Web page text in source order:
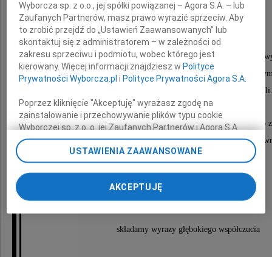
Jarosława Miłka
Odszedł od nas człowiek wyjątkowy ciepły, serdeczny i zawsze
Zapamiętamy go jako człowieka o wielkim sercu i
Dostrzegał dobro tam, gdzie inni go nie widzieli.
Pozostawił po sobie ogromną pustkę, której nie sposób
Jarku, dziękujemy za Twoją obecność i pokój, który
Na zawsze pozostaniesz w naszych sercach.
Najbliższym
składamy wyrazy głębokiego współczucia
Wyborcza sp. z o.o., jej spółki powiązanej – Agora S.A. – lub
Zaufanych Partnerów, masz prawo wyrazić sprzeciw. Aby
to zrobić przejdź do „Ustawień Zaawansowanych” lub
skontaktuj się z administratorem – w zależności od
zakresu sprzeciwu i podmiotu, wobec którego jest
kierowany. Więcej informacji znajdziesz w Polityce
Prywatności Wyborcza.pl i Polityce Prywatności Agora S.A.
Poprzez kliknięcie "Akceptuję" wyrażasz zgodę na
zainstalowanie i przechowywanie plików typu cookie
Wyborczej sp. z o. o. jej Zaufanych Partnerów i Agora S.A.
na Twoim urządzeniu końcowym. Możesz też w każdej
chwili zmienić swoje preferencje dot. plików cookie,
ponownie wywołując narzędzie do zarządzania Twoimi
preferencjami dot. przetwarzania danych poprzez
odnośnik „Ustawienia prywatności” w stopce serwisu i
przechodząc do sekcji „Ustawienia zaawansowane”.
Zmiana ustawień plików cookie możliwa jest także za
pomocą ustawień przeglądarki.
USTAWIENIA ZAAWANSOWANE
AKCEPTUJĘ